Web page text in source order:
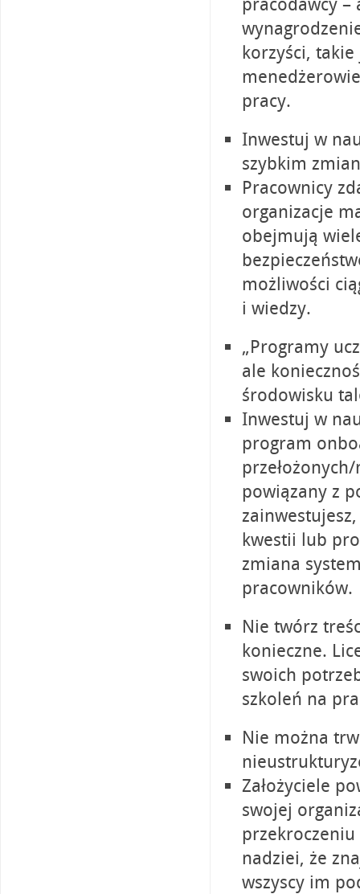
pracodawcy –
korzyści,
pracy.
Inwestuj w
szybkim
Pracownicy
organizacje
obejmują
możliwości
i wiedzy.
„Programy
ale
środowisku
Inwestuj w
program
powiązany z
kwestii lub
zmiana
pracowników.
Nie twórz
konieczne.
swoich
szkoleń na
Nie można
Założyciele
swojej
przekroczeniu
nadziei, że
wszyscy im